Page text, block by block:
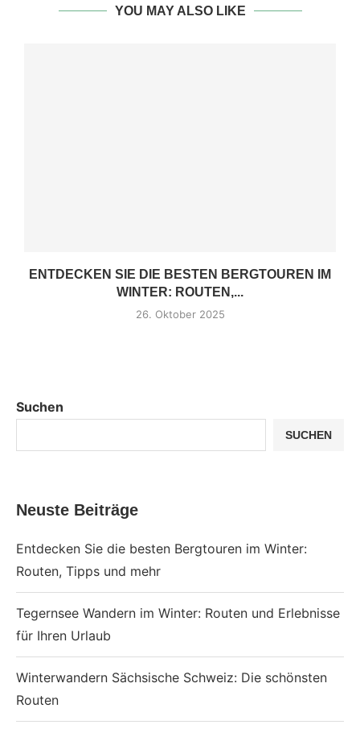
YOU MAY ALSO LIKE
ENTDECKEN SIE DIE BESTEN BERGTOUREN IM
WINTER: ROUTEN,...
26. Oktober 2025
Suchen
SUCHEN
Neuste Beiträge
Entdecken Sie die besten Bergtouren im Winter:
Routen, Tipps und mehr
Tegernsee Wandern im Winter: Routen und Erlebnisse
für Ihren Urlaub
Winterwandern Sächsische Schweiz: Die schönsten
Routen